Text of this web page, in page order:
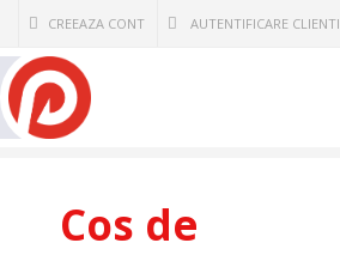
CREEAZA CONT AUTENTIFICARE CLIENTI
Cos de